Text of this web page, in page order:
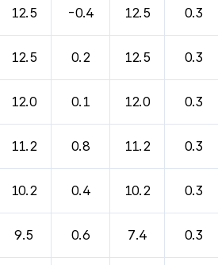
12.5 -0.4 12.5 0.3
12.5 0.2 12.5 0.3
12.0 0.1 12.0 0.3
11.2 0.8 11.2 0.3
10.2 0.4 10.2 0.3
9.5 0.6 7.4 0.3